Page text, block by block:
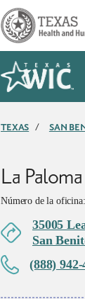
TEXAS / SAN
La
Número de la
35005
San
(888) 942-